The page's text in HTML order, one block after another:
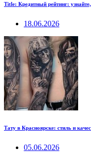
Title: Кредитный рейтинг:
18.06.2026
Тату в Красноярске: стиль и
05.06.2026